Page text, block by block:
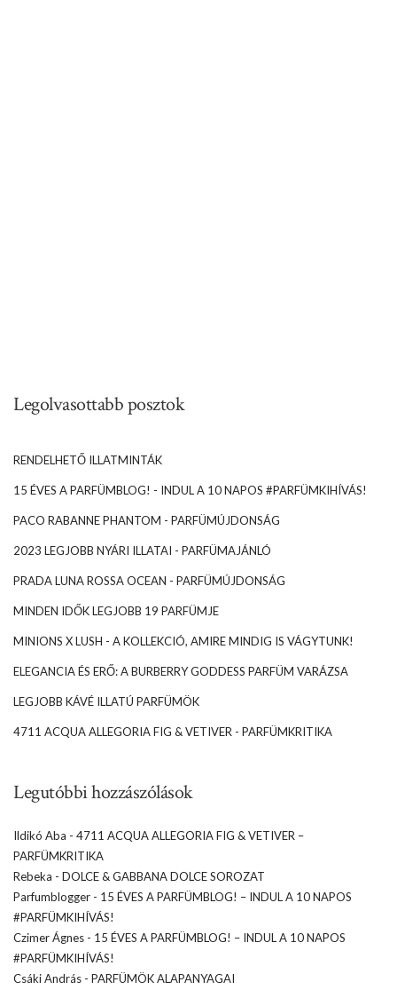
Legolvasottabb posztok
RENDELHETŐ ILLATMINTÁK
15 ÉVES A PARFÜMBLOG! - INDUL A 10 NAPOS #PARFÜMKIHÍVÁS!
PACO RABANNE PHANTOM - PARFÜMÚJDONSÁG
2023 LEGJOBB NYÁRI ILLATAI - PARFÜMAJÁNLÓ
PRADA LUNA ROSSA OCEAN - PARFÜMÚJDONSÁG
MINDEN IDŐK LEGJOBB 19 PARFÜMJE
MINIONS X LUSH - A KOLLEKCIÓ, AMIRE MINDIG IS VÁGYTUNK!
ELEGANCIA ÉS ERŐ: A BURBERRY GODDESS PARFÜM VARÁZSA
LEGJOBB KÁVÉ ILLATÚ PARFÜMÖK
4711 ACQUA ALLEGORIA FIG & VETIVER - PARFÜMKRITIKA
Legutóbbi hozzászólások
Ildikó Aba - 4711 ACQUA ALLEGORIA FIG & VETIVER –
PARFÜMKRITIKA
Rebeka - DOLCE & GABBANA DOLCE SOROZAT
Parfumblogger - 15 ÉVES A PARFÜMBLOG! – INDUL A 10 NAPOS
#PARFÜMKIHÍVÁS!
Czimer Ágnes - 15 ÉVES A PARFÜMBLOG! – INDUL A 10 NAPOS
#PARFÜMKIHÍVÁS!
Csáki András - PARFÜMÖK ALAPANYAGAI